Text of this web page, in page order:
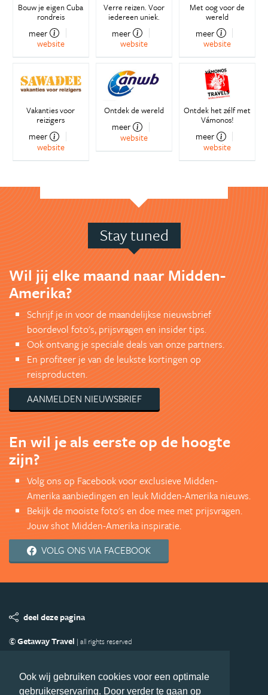
Ook wij gebruiken cookies voor een optimale
gebruikerservaring. Door verder te gaan op
Bouw je eigen Cuba
rondreis
meer
website
Verre reizen. Voor
iedereen uniek.
meer
website
Met oog voor de
wereld
meer
website
Vakanties voor
reizigers
meer
website
Ontdek de wereld
meer
website
Ontdek het zélf met
Vámonos!
meer
website
Stay tuned
Wil jij elke maand naar Midden-
Amerika?
Schrijf je in voor de maandelijkse nieuwsbrief
boordevol foto's, prijsvragen en insider tips.
Ook ontvang je speciale deals van onze partners.
En profiteer je van de leukste kortingen op
reisproducten.
AANMELDEN NIEUWSBRIEF
En wil je als eerste op de hoogte
zijn?
Volg ons op Facebook voor exclusieve Midden-
Amerika aanbiedingen en leuk Midden-Amerika nieuws.
Bekijk de mooiste foto's en doe mee met prijsvragen.
Jouw shot Midden-Amerika inspiratie.
VOLG ONS VIA FACEBOOK
deel deze pagina
© Getaway Travel | all rights reserved
Copyright
Privacy statement Disclaimer
Cookies